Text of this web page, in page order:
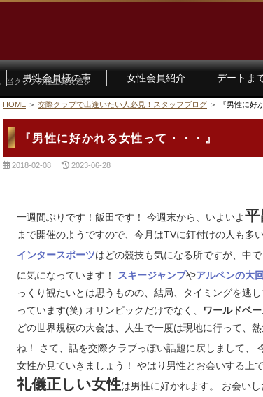
当クラブの極上美女達を
男性会員様の声 女性会員紹介 デートま
HOME 交際クラブで出逢いたい人必見！スタッフブログ 『男性に好
『男性に好かれる女性って・・・』
2018-02-08 2023-06-28
一週間ぶりです！飯田です！ 今週末から、いよいよ平
まで開催のようですので、今月はTVに釘付けの人も多
インタースポーツはどの競技も気になる所ですが、中で
に気になっています！ スキージャンプやアルペンの大
っくり観たいとは思うものの、結局、タイミングを逃
っています(笑) オリンピックだけでなく、
ワールドベ
どの世界規模の大会は、人生で一度は現地に行って、
ね！ さて、話を交際クラブっぽい話題に戻しまして、
女性か見ていきましょう！ やはり男性とお会いする上で
礼儀正しい女性は男性に好かれます。 お会い